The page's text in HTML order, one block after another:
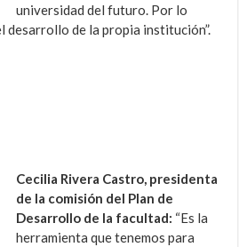
universidad del futuro. Por lo
desarrollo de la propia institución”.
Cecilia Rivera Castro, presidenta
de la comisión del Plan de
Desarrollo de la facultad: “Es la
herramienta que tenemos para